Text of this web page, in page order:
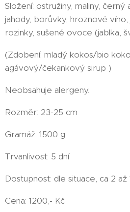
Složení: ostružiny, maliny,
jahody, borůvky, hroznové
rozinky, sušené ovoce (jablka,
(Zdobení: mladý kokos/bio
agávový/čekankový sirup )
Neobsahuje alergeny.
Rozměr: 23-25 cm
Gramáž: 1500 g
Trvanlivost: 5 dní
Dostupnost: dle situace, ca 2 až
Cena: 1200,- Kč